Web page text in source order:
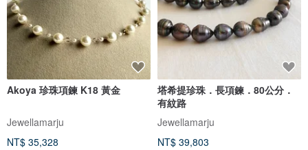
Akoya 珍珠項鍊 K18 黃金
Jewellamarju
NT$ 35,328
塔希提珍珠．長項鍊．80公分．
有紋路
Jewellamarju
NT$ 39,803